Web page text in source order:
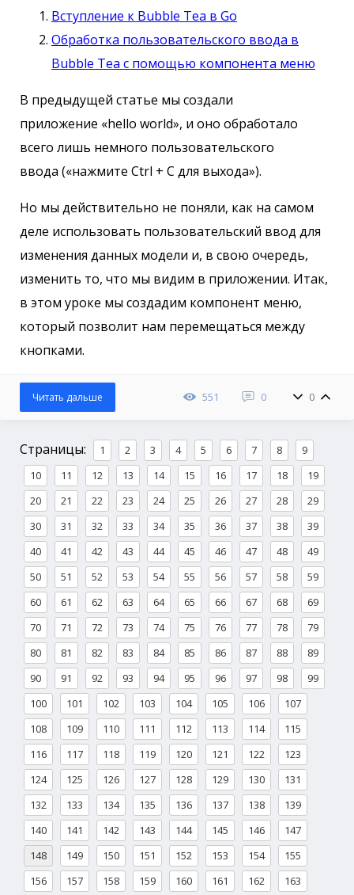
Вступление к Bubble Tea в Go
Обработка пользовательского ввода в
Bubble Tea с помощью компонента меню
В предыдущей статье мы создали
приложение «hello world», и оно обработало
всего лишь немного пользовательского
ввода («нажмите Ctrl + C для выхода»).
Но мы действительно не поняли, как на самом
деле использовать пользовательский ввод для
изменения данных модели и, в свою очередь,
изменить то, что мы видим в приложении. Итак,
в этом уроке мы создадим компонент меню,
который позволит нам перемещаться между
кнопками.
551 0 0
Читать дальше
Страницы: 1 2 3 4 5 6 7 8
9
10
11 12 13 14 15 16 17 18
19
20
21 22 23 24 25 26 27 28
29
30
31 32 33 34 35 36 37 38
39
40
41 42 43 44 45 46 47 48
49
50
51 52 53 54 55 56 57 58
59
60
61 62 63 64 65 66 67 68
69
70
71 72 73 74 75 76 77 78
79
80
81 82 83 84 85 86 87 88
89
90
91 92 93 94 95 96 97 98
99
100
101 102 103 104 105 106
107
108
109 110 111 112 113 114
115
116
117 118 119 120 121 122
123
124
125 126 127 128 129 130
131
132
133 134 135 136 137 138
139
140
141 142 143 144 145 146
147
148
149 150 151 152 153 154
155
156
157 158 159 160 161 162
163